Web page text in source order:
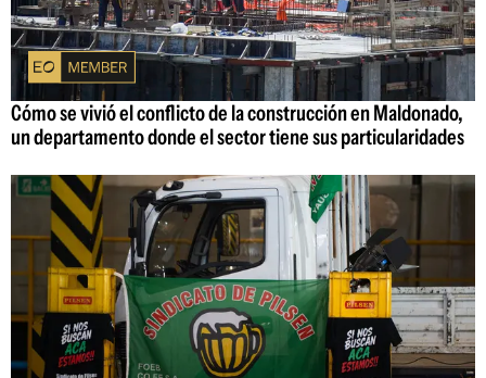
Cómo se vivió el conflicto de la construcción en Maldonado,
un departamento donde el sector tiene sus particularidades